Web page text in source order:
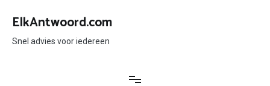
naar
inhoud
ElkAntwoord.com
Snel advies voor iedereen